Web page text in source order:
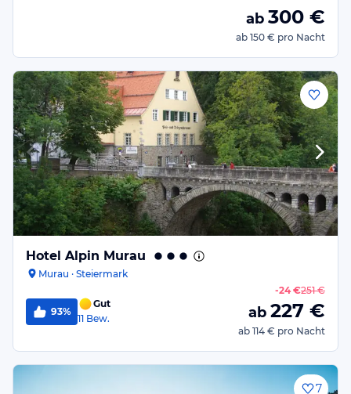
ab 300 €
ab 150 € pro Nacht
Hotel Alpin Murau
Murau · Steiermark
93%
Gut
11 Bew.
-24 €251 €
ab 227 €
ab 114 € pro Nacht
7